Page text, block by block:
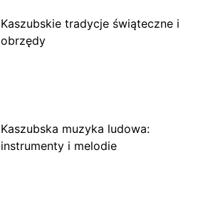
Kaszubskie tradycje świąteczne i
obrzędy
Kaszubska muzyka ludowa:
instrumenty i melodie